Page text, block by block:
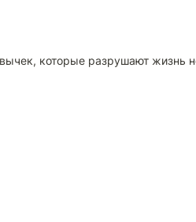
которые разрушают жизнь